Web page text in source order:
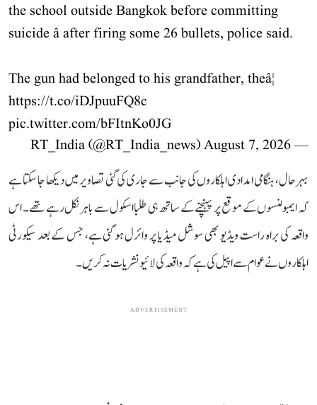
the school outside Bangkok before committing
suicide â after firing some 26 bullets, police said.
The gun had belonged to his grandfather, theâ¦
https://t.co/iDJpuuFQ8c
pic.twitter.com/bFItnKo0JG
— RT_India (@RT_India_news)
August 7, 2026
بہرحال، ہنگامی امدادی اہلکاروں کی جانب سے جاری کی گئی تصاویر میں دیکھا جا سکتا ہے
کہ ایمبولنسوں کے موقع پر پہنچنے کے ساتھ ہی طلبا اسکول سے باہر نکل رہے تھے۔ اس
واقعہ کی براہ راست ویڈیو بھی سوشل میڈیا پر وائرل ہو گئی ہے، جس کے بعد سیکورٹی
اہلکاروں نے عوام سے اپیل کی ہے کہ واقعہ کی لائیو نشریات نہ کریں۔
ADVERTISEMENT